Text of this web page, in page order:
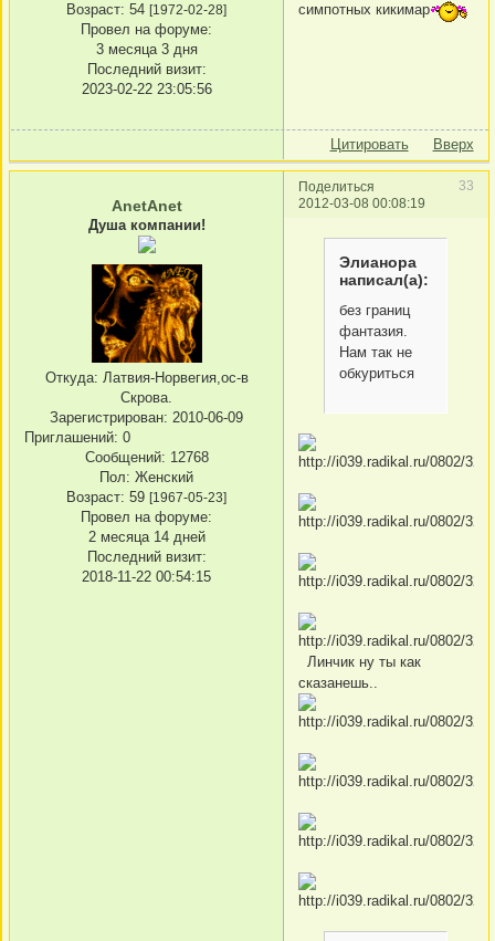
Возраст: 54 [1972-02-28]
Провел на форуме:
3 месяца 3 дня
Последний визит:
2023-02-22 23:05:56
симпотных кикимар
Цитировать Вверх
Поделиться
33
2012-03-08 00:08:19
AnetAnet
Душа компании!
Откуда: Латвия-Норвегия,ос-в
Скрова.
Зарегистрирован: 2010-06-09
Приглашений: 0
Сообщений: 12768
Пол: Женский
Возраст: 59 [1967-05-23]
Провел на форуме:
2 месяца 14 дней
Последний визит:
2018-11-22 00:54:15
Элианора
написал(а):
без границ
фантазия.
Нам так не
обкуриться
Линчик ну ты как
сказанешь..